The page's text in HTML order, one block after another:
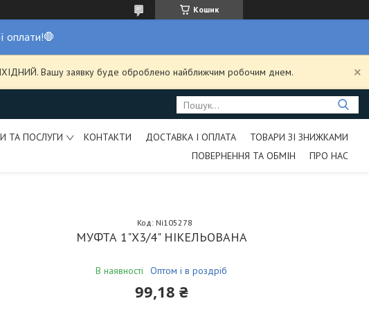
Кошик
оплати!🛑
Вашу заявку буде оброблено найближчим робочим днем.
ТА ПОСЛУГИ КОНТАКТИ ДОСТАВКА І ОПЛАТА
ТОВАРИ ЗІ ЗНИЖКАМИ
ПОВЕРНЕННЯ ТА ОБМІН
ПРО НАС
МУФТА 1"Х3/4" НІКЕЛЬОВАНА
В наявності Оптом і в роздріб
Код: Ni105278
99,18 ₴